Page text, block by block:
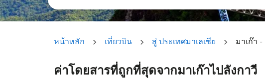
หน้าหลัก เที่ยวบิน สู่ ประเทศมาเลเซีย มาเก๊า -
ค่าโดยสารที่ถูกที่สุดจากมาเก๊าไปลังกาวี
ลองอัปเดตเส้นทางของคุณ (ต้นทางและ/หรือปลายทาง) หรือเ